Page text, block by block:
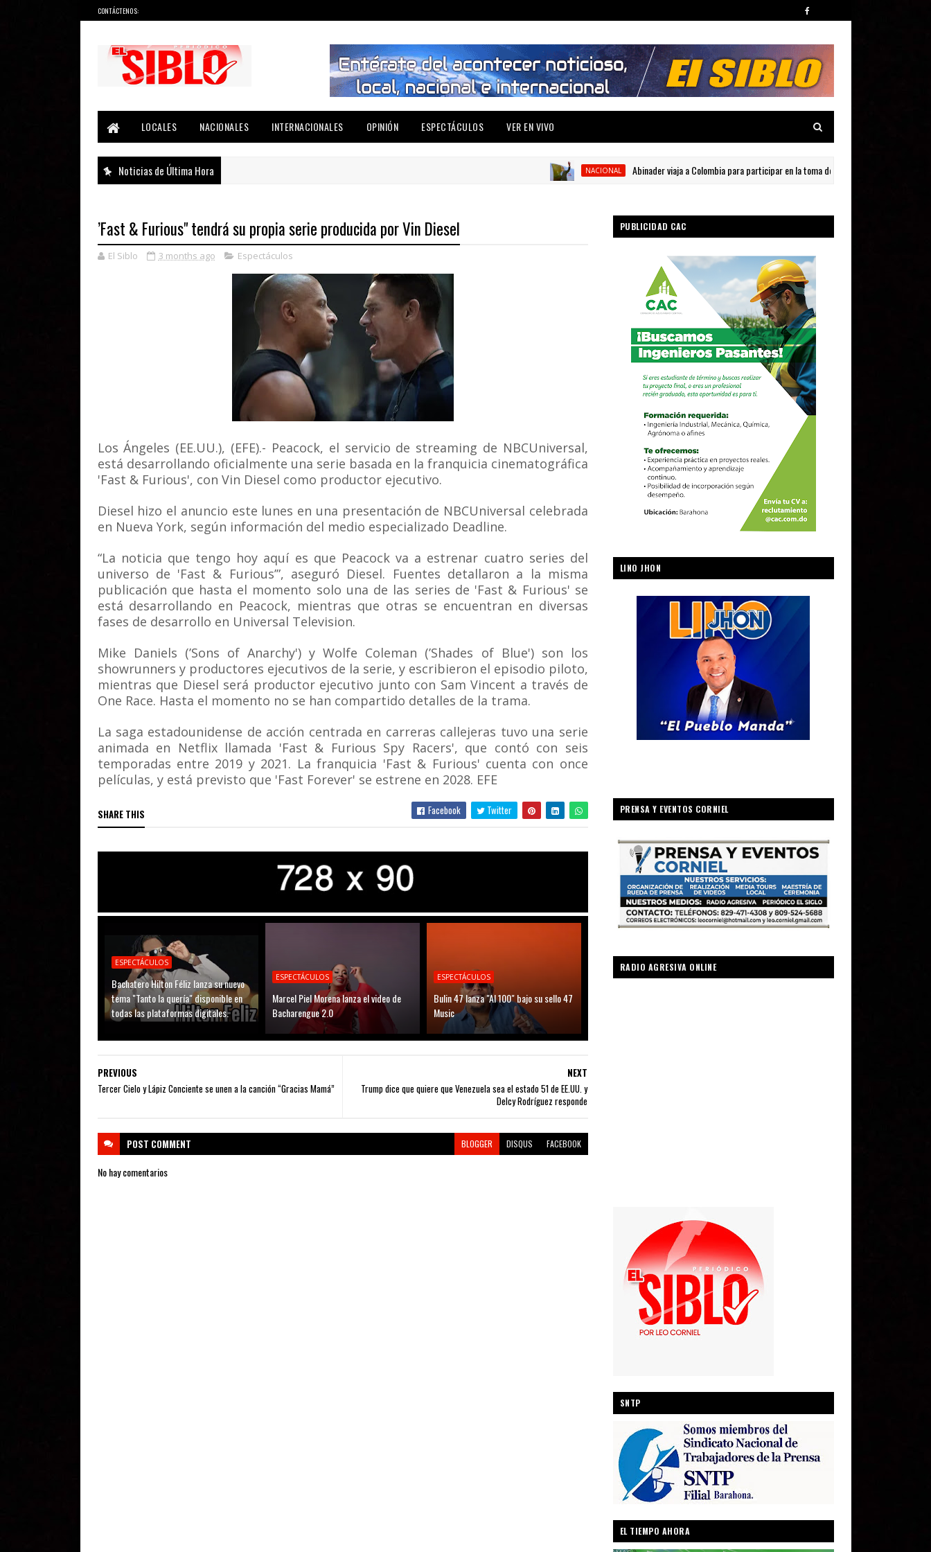
CONTÁCTENOS:
LOCALES
NACIONALES INTERNACIONALES OPINIÓN ESPECTÁCULOS VER EN VIVO
Noticias de Última Hora NACIONAL Abinader viaja a Colombia para participar en la toma de posesión de Abelardo de la
’Fast & Furious" tendrá su propia serie producida por Vin Diesel
El Siblo 3 months ago Espectáculos
Los Ángeles (EE.UU.), (EFE).- Peacock, el servicio de streaming de NBCUniversal,
está desarrollando oficialmente una serie basada en la franquicia cinematográfica
'Fast & Furious', con Vin Diesel como productor ejecutivo.
Diesel hizo el anuncio este lunes en una presentación de NBCUniversal celebrada
en Nueva York, según información del medio especializado Deadline.
“La noticia que tengo hoy aquí es que Peacock va a estrenar cuatro series del
universo de 'Fast & Furious’”, aseguró Diesel. Fuentes detallaron a la misma
publicación que hasta el momento solo una de las series de 'Fast & Furious' se
está desarrollando en Peacock, mientras que otras se encuentran en diversas
fases de desarrollo en Universal Television.
Mike Daniels (’Sons of Anarchy') y Wolfe Coleman (’Shades of Blue') son los
showrunners y productores ejecutivos de la serie, y escribieron el episodio piloto,
mientras que Diesel será productor ejecutivo junto con Sam Vincent a través de
One Race. Hasta el momento no se han compartido detalles de la trama.
La saga estadounidense de acción centrada en carreras callejeras tuvo una serie
animada en Netflix llamada 'Fast & Furious Spy Racers', que contó con seis
temporadas entre 2019 y 2021. La franquicia 'Fast & Furious' cuenta con once
películas, y está previsto que 'Fast Forever' se estrene en 2028. EFE
SHARE THIS Facebook Twitter
ESPECTÁCULOS
Bachatero Hilton Féliz lanza su nuevo
tema "Tanto la quería" disponible en
todas las plataformas digitales.
ESPECTÁCULOS
Marcel Piel Morena lanza el video de
Bacharengue 2.0
ESPECTÁCULOS
Bulin 47 lanza "Al 100" bajo su sello 47
Music
NEXT
Trump dice que quiere que Venezuela sea el estado 51 de EE.UU. y
Delcy Rodríguez responde
PREVIOUS
Tercer Cielo y Lápiz Conciente se unen a la canción “Gracias Mamá”
POST COMMENT BLOGGER DISQUS FACEBOOK
No hay comentarios
PUBLICIDAD CAC
LINO JHON
PRENSA Y EVENTOS CORNIEL
RADIO AGRESIVA ONLINE
SNTP
EL TIEMPO AHORA